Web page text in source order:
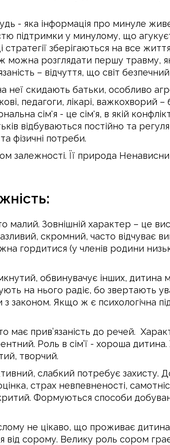
- яка інформація про минуле
підтримки у минулому, що
зберігаються на все
можна розглядати першу травму,
– відчуття, що світ
скидають батьки, особливо
педагоги, лікарі, важкохворий
сім'я - це сім'я, в якій
відбуваються постійно та
фізичні потреби.
залежності. Її природа
малий. Зовнішній характер – це
скромний, часто відчуває
гордитися (у членів родини
обвинувачує інших, дитина
на нього радіє, бо звертають
з законом. Якщо ж є психологічна
має прив’язаність до речей.
Роль в сім’ї - хороша дитина.
творчий.
слабкий потребує захисту.
страх невпевненості,
Формуються способи
не цікаво, що проживає
сорому. Велику роль сором грає